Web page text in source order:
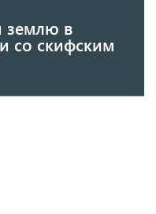
землю в
со скифским